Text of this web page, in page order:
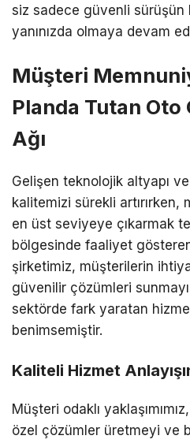
siz sadece güvenli sürüşün
yanınızda olmaya devam
Müşteri
Planda Tutan
Ağı
Gelişen teknolojik altyapı
kalitemizi sürekli
en üst seviyeye çıkarmak
bölgesinde faaliyet
şirketimiz, müşterilerin
güvenilir çözümleri
sektörde fark yaratan hizmet
benimsemiştir.
Kaliteli Hizmet
Müşteri odaklı
özel çözümler üretmeyi ve